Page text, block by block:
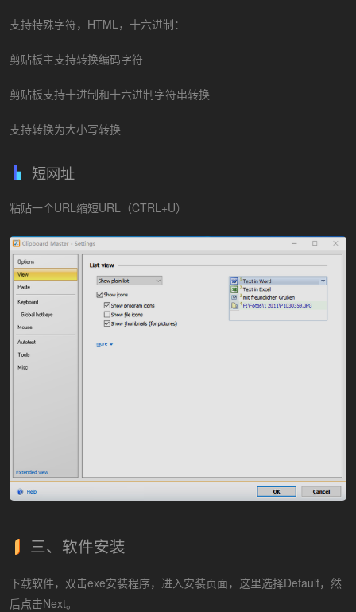
支持特殊字符，HTML，十六进制：
剪贴板主支持转换编码字符
剪贴板支持十进制和十六进制字符串转换
支持转换为大小写转换
短网址
粘贴一个URL缩短URL（CTRL+U）
三、软件安装
下载软件，双击exe安装程序，进入安装页面，这里选择Default，然
后点击Next。